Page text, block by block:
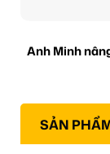
Anh Minh
SẢN